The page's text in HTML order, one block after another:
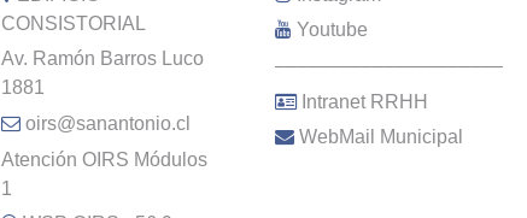
CONSISTORIAL
Av. Ramón Barros Luco
1881
oirs@sanantonio.cl
Atención OIRS Módulos
1
Youtube
–––––––––––––––––––––
Intranet RRHH
WebMail Municipal